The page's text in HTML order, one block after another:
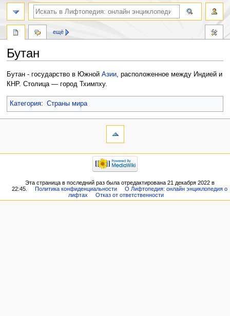
Бутан
Перейти
к
Перейти
к
Бутан - государство в Южной Азии, расположенное между Индией и
КНР. Столица — город Тхимпху.
Категория: Страны мира
ещё
Эта страница в последний раз была отредактирована 21 декабря 2022 в
22:45.
Политика конфиденциальности
О Лифтопедия: онлайн энциклопедия о
лифтах
Отказ от ответственности